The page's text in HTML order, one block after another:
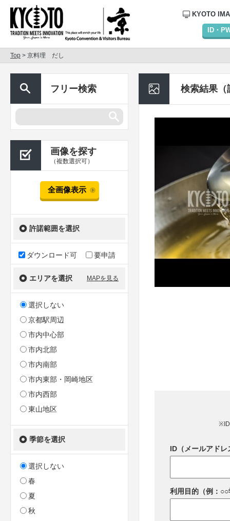
KYOTO
ID・
Top > 京料理 だし
フリー検索
画像を探す
（複数選択可）
全画像表示
許諾範囲を選択
ダウンロード可 要申請
エリアを選択 MAPを見る
選択しない
京都駅周辺
市内中心部
市内北部
市内南部
市内東部・岡崎地区
市内西部
東山地区
季節を選択
選択しない
春
夏
秋
検索結果（
※ID
ID（メールアドレ
利用目的（例：